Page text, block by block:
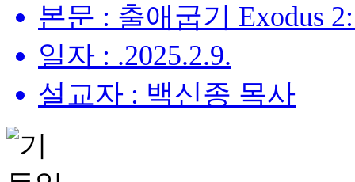
본문 : 출애굽기 Exodus
일자 : .2025.2.9.
설교자 : 백신종 목사